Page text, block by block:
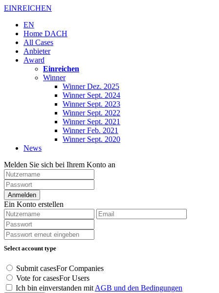
EINREICHEN
EN
Home DACH
All Cases
Anbieter
Award
Einreichen
Winner
Winner Dez. 2025
Winner Sept. 2024
Winner Sept. 2023
Winner Sept. 2022
Winner Sept. 2021
Winner Feb. 2021
Winner Sept. 2020
News
Melden Sie sich bei Ihrem Konto an
Anmelden
Ein Konto erstellen
Select account type
Submit casesFor Companies
Vote for casesFor Users
Ich bin einverstanden mit AGB und den Bedingungen